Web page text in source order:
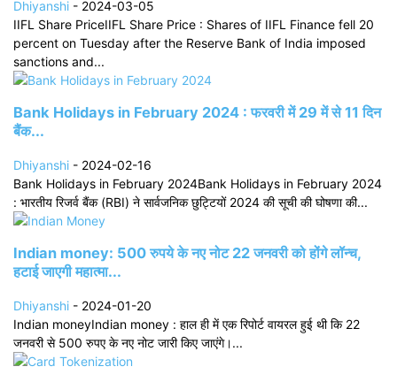
Dhiyanshi - 2024-03-05
IIFL Share PriceIIFL Share Price : Shares of IIFL Finance fell 20
percent on Tuesday after the Reserve Bank of India imposed
sanctions and...
Bank Holidays in February 2024 : फरवरी में 29 में से 11 दिन
बैंक...
Dhiyanshi - 2024-02-16
Bank Holidays in February 2024Bank Holidays in February 2024
: भारतीय रिजर्व बैंक (RBI) ने सार्वजनिक छुट्टियों 2024 की सूची की घोषणा की...
Indian money: 500 रुपये के नए नोट 22 जनवरी को होंगे लॉन्च,
हटाई जाएगी महात्मा...
Dhiyanshi - 2024-01-20
Indian moneyIndian money : हाल ही में एक रिपोर्ट वायरल हुई थी कि 22
जनवरी से 500 रुपए के नए नोट जारी किए जाएंगे।...